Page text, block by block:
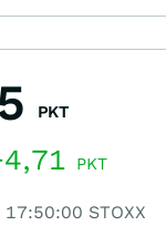
PKT
PKT
17:50:00 STOXX